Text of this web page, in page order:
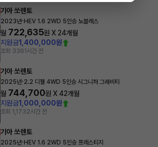
기아 쏘렌토
2023년· HEV 1.6 2WD 5인승 노블레스
월 722,635원 X 24개월
지원금1,400,000원
조회 3361시간 전
기아 쏘렌토
2025년·2.2 디젤 4WD 5인승 시그니처 그래비티
월 744,700원 X42개월
지원금1,000,000원
조회 1,1732시간 전
기아 쏘렌토
2025년· HEV 1.6 2WD 5인승 프레스티지